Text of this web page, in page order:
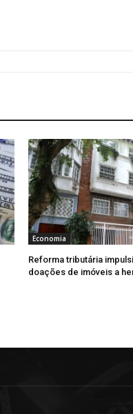
Economia
Reforma tributária
doações de imóveis a